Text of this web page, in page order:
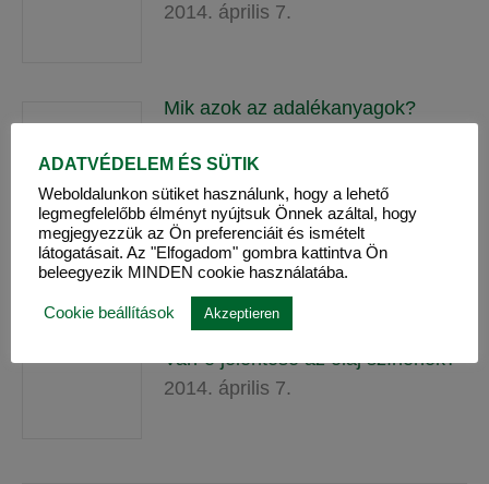
2014. április 7.
Mik azok az adalékanyagok?
Mi a viszkozitás?
2014. április 7.
Van-e jelentése az olaj színének?
2014. április 7.
ADATVÉDELEM ÉS SÜTIK
Weboldalunkon sütiket használunk, hogy a lehető
legmegfelelőbb élményt nyújtsuk Önnek azáltal, hogy
megjegyezzük az Ön preferenciáit és ismételt
látogatásait. Az "Elfogadom" gombra kattintva Ön
beleegyezik MINDEN cookie használatába.
Cookie beállítások Akzeptieren